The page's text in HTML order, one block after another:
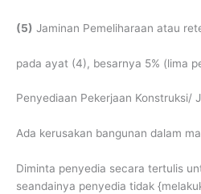
(5) Jaminan Pemeliharaan atau
pada ayat (4), besarnya 5% (lima
Penyediaan Pekerjaan Konstruksi/
Ada kerusakan bangunan dalam
Diminta penyedia secara tertulis
seandainya penyedia tidak